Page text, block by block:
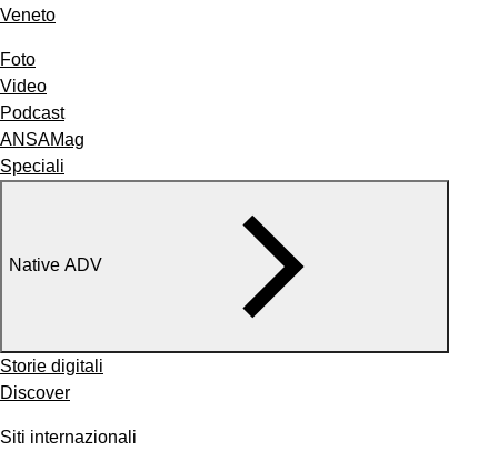
Veneto
Foto
Video
Podcast
ANSAMag
Speciali
Native ADV
Storie digitali
Discover
Siti internazionali